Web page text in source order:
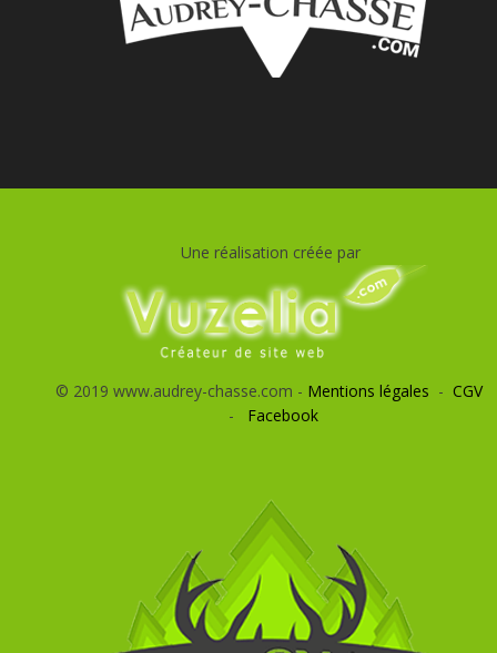
Une réalisation créée par
© 2019 www.audrey-chasse.com - Mentions légales - CGV
- Facebook